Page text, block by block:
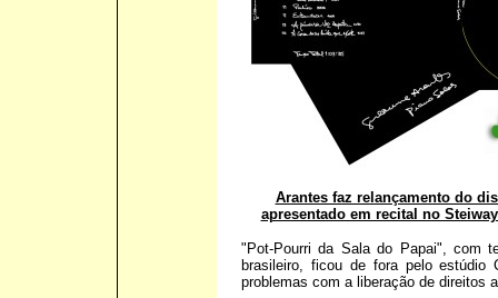
Arantes faz relançamento do
apresentado em recital no
"Pot-Pourri da Sala do Papai", com
brasileiro, ficou de fora pelo estúdio
problemas com a liberação de direitos